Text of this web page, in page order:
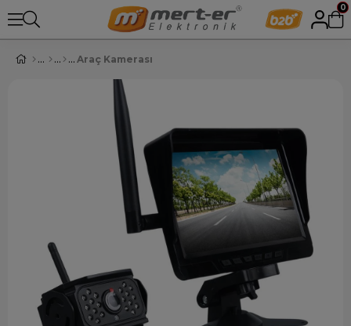
0
Araç Kamerası